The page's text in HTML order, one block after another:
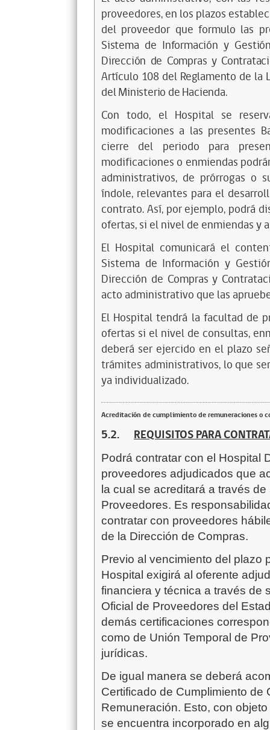
proveedores, en los plazos
del proveedor que formulo las
Sistema de Información y
Dirección de Compras y
Artículo 108 del Reglamento de la
del Ministerio de Hacienda.
Con todo, el Hospital se
modificaciones a las presentes
cierre del periodo para
modificaciones o enmiendas
administrativos, de prórrogas o
índole, relevantes para el
contrato. Así, por ejemplo, podrá
ofertas, si el nivel de enmiendas y
El Hospital comunicará el
Sistema de Información y
Dirección de Compras y
acto administrativo que las
El Hospital tendrá la facultad de
ofertas si el nivel de consultas,
deberá ser ejercido en el plazo
trámites administrativos, lo que
ya individualizado.
Acreditación de cumplimiento de remuneraciones o
5.2. REQUISITOS PARA
Podrá contratar con el Hospital
proveedores adjudicados que
la cual se acreditará a través
Proveedores. Es
contratar con proveedores
de la Dirección de Compras.
Previo al vencimiento del plazo
Hospital exigirá al oferente
financiera y técnica a través de
Oficial de Proveedores del
demás certificaciones
como de Unión Temporal de
jurídicas.
De igual manera se deberá
Certificado de Cumplimiento
Remuneración. Esto, con
se encuentra incorporado en